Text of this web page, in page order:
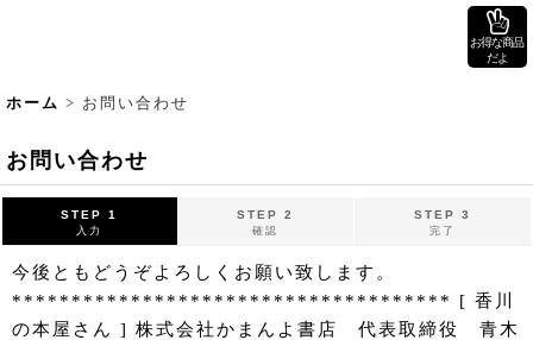
お得な商品
だよ
ホーム > お問い合わせ
お問い合わせ
STEP 1
入力
STEP 2
確認
STEP 3
完了
今後ともどうぞよろしくお願い致します。
************************************* [ 香川
の本屋さん ] 株式会社かまんよ書店 代表取締役 青木